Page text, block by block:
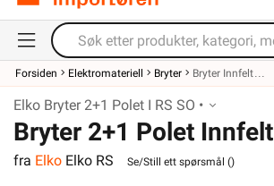
Forsiden Elektromateriell Bryter Bryter Innfelt
Elko Bryter 2+1 Polet I RS SO •
Bryter 2+1 Polet
Elko
fra Elko Elko RS Se/Still ett spørsmål ()